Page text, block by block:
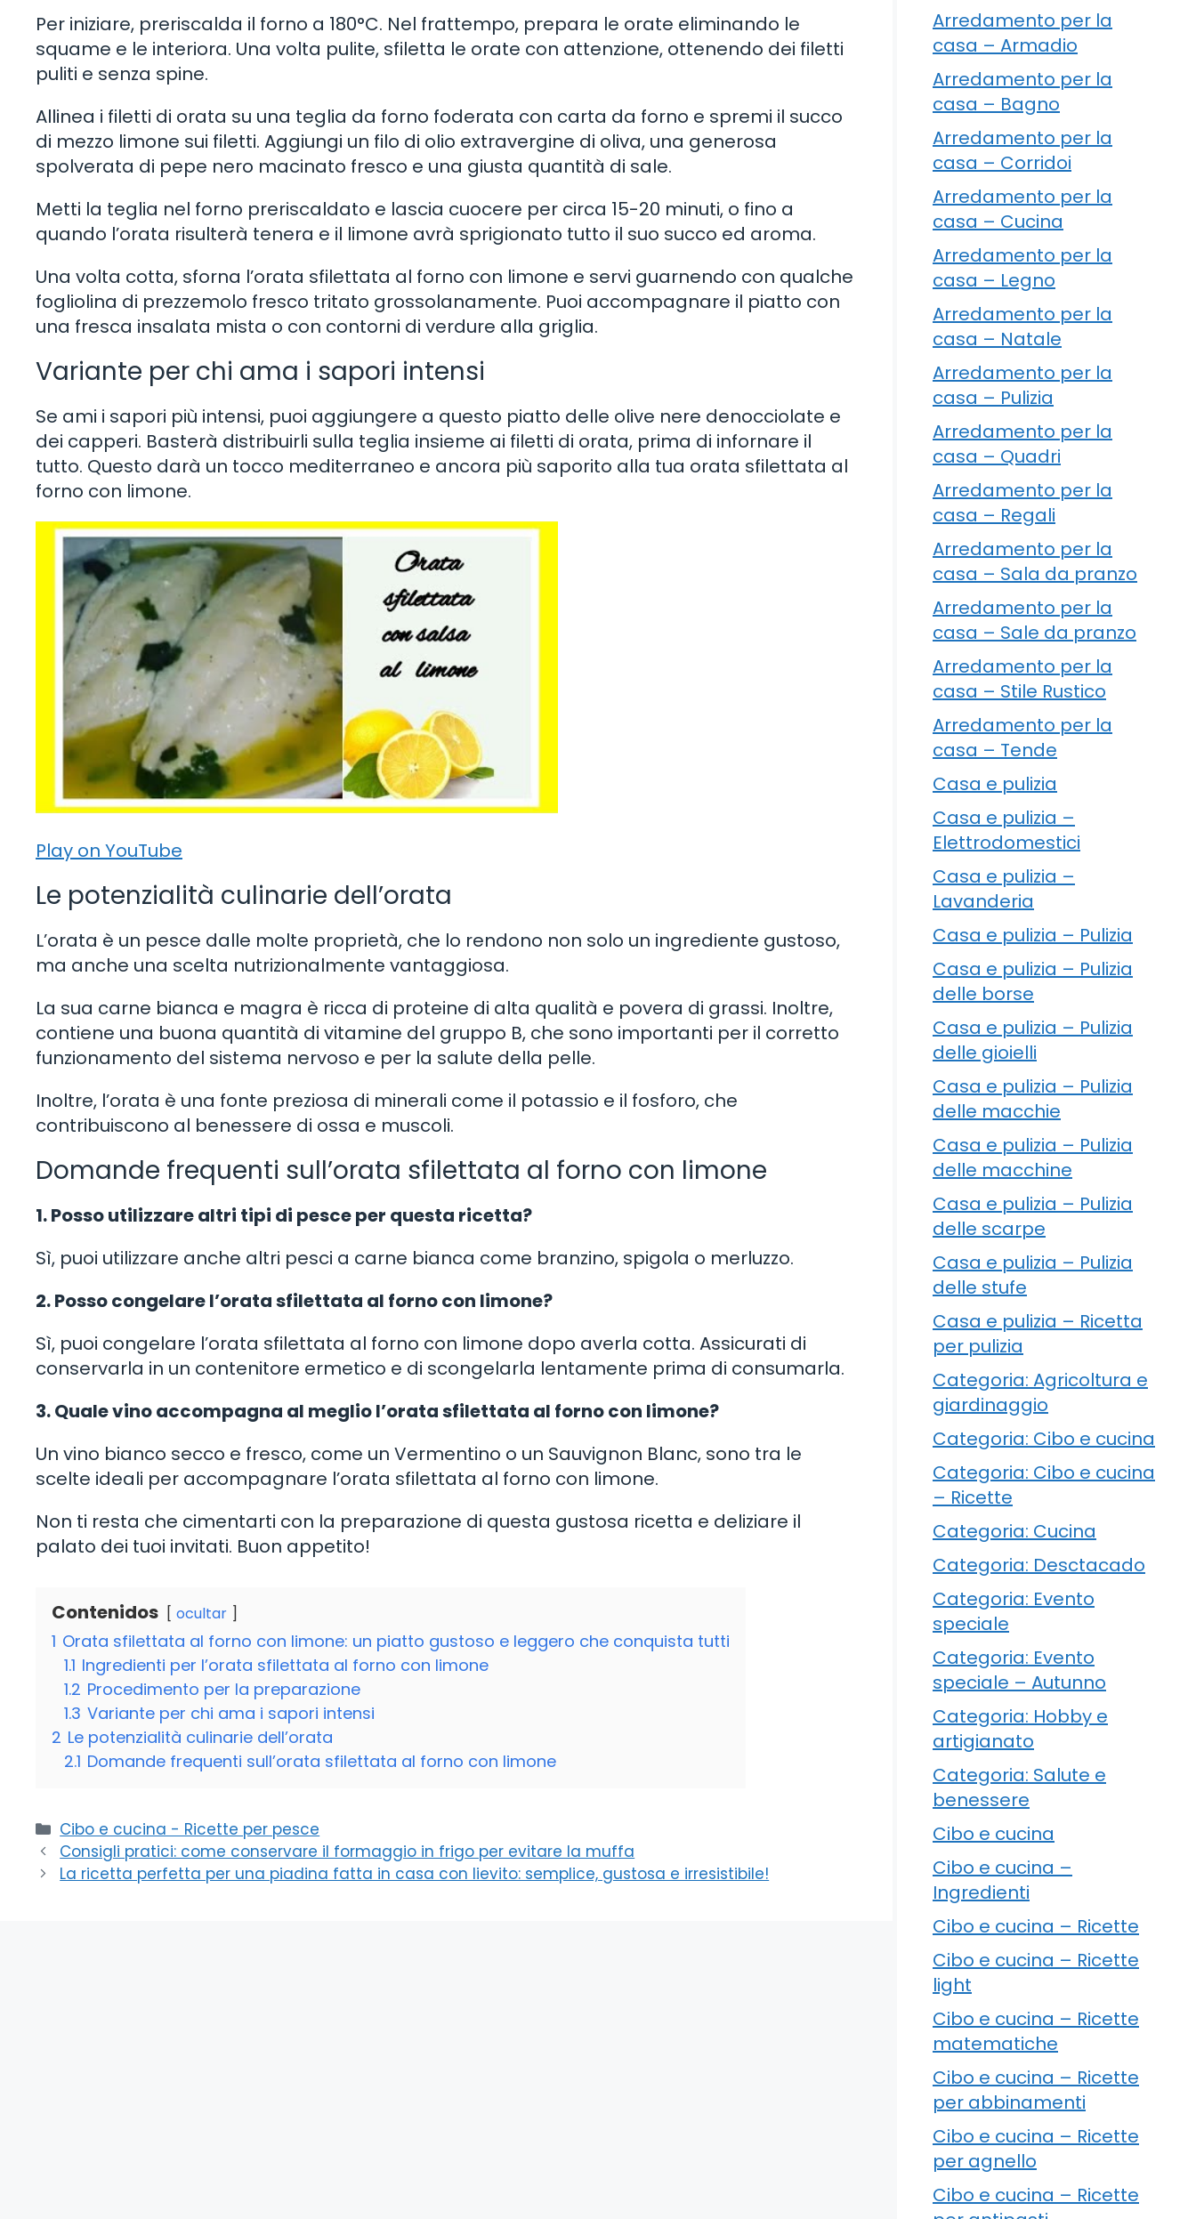
Per iniziare, preriscalda il forno a 180°C. Nel frattempo, prepara le orate eliminando le
squame e le interiora. Una volta pulite, sfiletta le orate con attenzione, ottenendo dei filetti
puliti e senza spine.
Allinea i filetti di orata su una teglia da forno foderata con carta da forno e spremi il succo
di mezzo limone sui filetti. Aggiungi un filo di olio extravergine di oliva, una generosa
spolverata di pepe nero macinato fresco e una giusta quantità di sale.
Metti la teglia nel forno preriscaldato e lascia cuocere per circa 15-20 minuti, o fino a
quando l’orata risulterà tenera e il limone avrà sprigionato tutto il suo succo ed aroma.
Una volta cotta, sforna l’orata sfilettata al forno con limone e servi guarnendo con qualche
fogliolina di prezzemolo fresco tritato grossolanamente. Puoi accompagnare il piatto con
una fresca insalata mista o con contorni di verdure alla griglia.
Variante per chi ama i sapori intensi
Se ami i sapori più intensi, puoi aggiungere a questo piatto delle olive nere denocciolate e
dei capperi. Basterà distribuirli sulla teglia insieme ai filetti di orata, prima di infornare il
tutto. Questo darà un tocco mediterraneo e ancora più saporito alla tua orata sfilettata al
forno con limone.
Play on YouTube
Le potenzialità culinarie dell’orata
L’orata è un pesce dalle molte proprietà, che lo rendono non solo un ingrediente gustoso,
ma anche una scelta nutrizionalmente vantaggiosa.
La sua carne bianca e magra è ricca di proteine di alta qualità e povera di grassi. Inoltre,
contiene una buona quantità di vitamine del gruppo B, che sono importanti per il corretto
funzionamento del sistema nervoso e per la salute della pelle.
Inoltre, l’orata è una fonte preziosa di minerali come il potassio e il fosforo, che
contribuiscono al benessere di ossa e muscoli.
Domande frequenti sull’orata sfilettata al forno con limone
1. Posso utilizzare altri tipi di pesce per questa ricetta?
Sì, puoi utilizzare anche altri pesci a carne bianca come branzino, spigola o merluzzo.
2. Posso congelare l’orata sfilettata al forno con limone?
Sì, puoi congelare l’orata sfilettata al forno con limone dopo averla cotta. Assicurati di
conservarla in un contenitore ermetico e di scongelarla lentamente prima di consumarla.
3. Quale vino accompagna al meglio l’orata sfilettata al forno con limone?
Un vino bianco secco e fresco, come un Vermentino o un Sauvignon Blanc, sono tra le
scelte ideali per accompagnare l’orata sfilettata al forno con limone.
Non ti resta che cimentarti con la preparazione di questa gustosa ricetta e deliziare il
palato dei tuoi invitati. Buon appetito!
Contenidos ocultar
1 Orata sfilettata al forno con limone: un piatto gustoso e leggero che conquista tutti
1.1 Ingredienti per l’orata sfilettata al forno con limone
1.2 Procedimento per la preparazione
1.3 Variante per chi ama i sapori intensi
2 Le potenzialità culinarie dell’orata
2.1 Domande frequenti sull’orata sfilettata al forno con limone
Categorie
Cibo e cucina - Ricette per pesce
Consigli pratici: come conservare il formaggio in frigo per evitare la muffa
La ricetta perfetta per una piadina fatta in casa con lievito: semplice, gustosa e irresistibile!
Arredamento per la
casa – Armadio
Arredamento per la
casa – Bagno
Arredamento per la
casa – Corridoi
Arredamento per la
casa – Cucina
Arredamento per la
casa – Legno
Arredamento per la
casa – Natale
Arredamento per la
casa – Pulizia
Arredamento per la
casa – Quadri
Arredamento per la
casa – Regali
Arredamento per la
casa – Sala da pranzo
Arredamento per la
casa – Sale da pranzo
Arredamento per la
casa – Stile Rustico
Arredamento per la
casa – Tende
Casa e pulizia
Casa e pulizia –
Elettrodomestici
Casa e pulizia –
Lavanderia
Casa e pulizia – Pulizia
Casa e pulizia – Pulizia
delle borse
Casa e pulizia – Pulizia
delle gioielli
Casa e pulizia – Pulizia
delle macchie
Casa e pulizia – Pulizia
delle macchine
Casa e pulizia – Pulizia
delle scarpe
Casa e pulizia – Pulizia
delle stufe
Casa e pulizia – Ricetta
per pulizia
Categoria: Agricoltura e
giardinaggio
Categoria: Cibo e cucina
Categoria: Cibo e cucina
– Ricette
Categoria: Cucina
Categoria: Desctacado
Categoria: Evento
speciale
Categoria: Evento
speciale – Autunno
Categoria: Hobby e
artigianato
Categoria: Salute e
benessere
Cibo e cucina
Cibo e cucina –
Ingredienti
Cibo e cucina – Ricette
Cibo e cucina – Ricette
light
Cibo e cucina – Ricette
matematiche
Cibo e cucina – Ricette
per abbinamenti
Cibo e cucina – Ricette
per agnello
Cibo e cucina – Ricette